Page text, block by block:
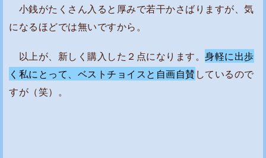
小銭がたくさん入ると厚みで若干かさばりますが、気
になるほどでは無いですから。
以上が、新しく購入した２点になります。 身軽に出歩
く私にとって、ベストチョイスと自画自賛 しているので
すが（笑）。